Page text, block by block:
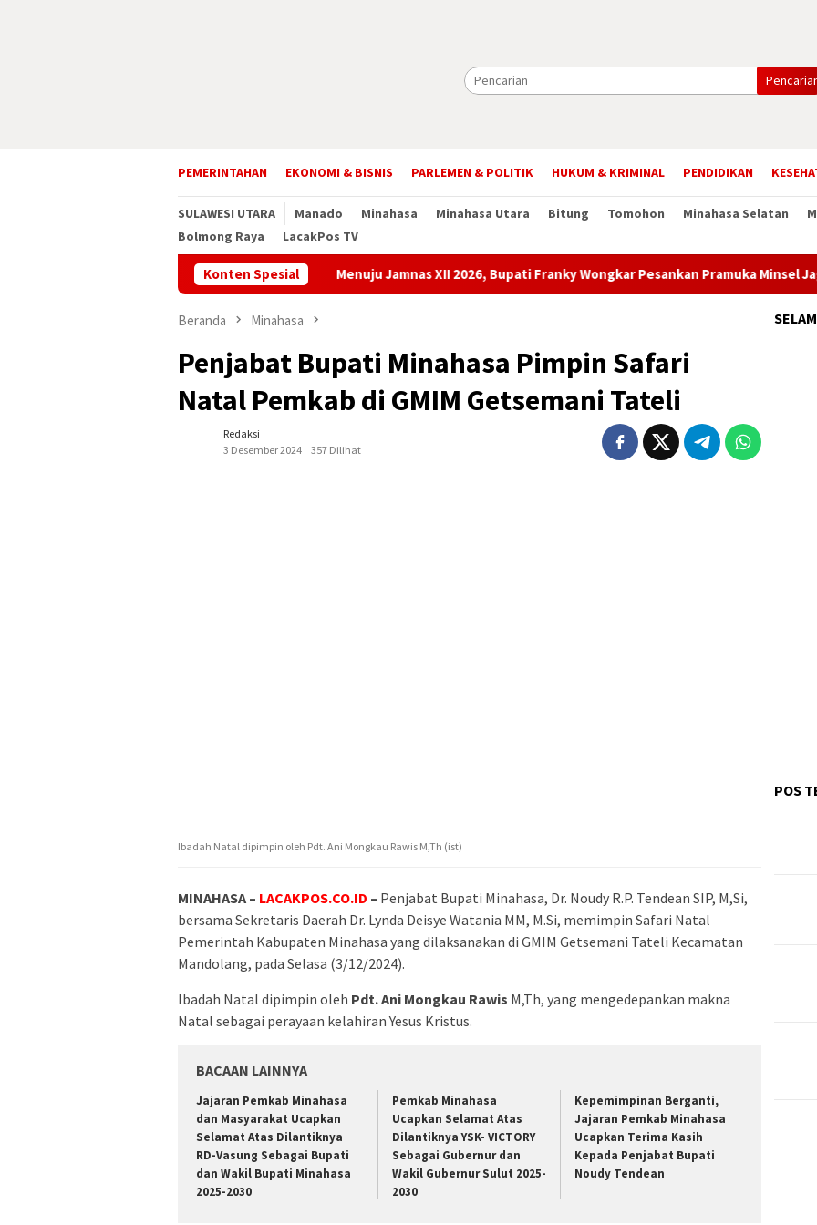
PEMERINTAHAN EKONOMI & BISNIS PARLEMEN & POLITIK HUKUM & KRIMINAL PENDIDIKAN
SULAWESI UTARA Manado Minahasa Minahasa Utara Bitung Tomohon Minahasa Selatan
Bolmong Raya
LacakPos TV
Konten Spesial
Menuju Jamnas XII 2026, Bupati Franky Wongkar Pesankan Pramuka Minsel Jaga Nama
Beranda Minahasa
Penjabat Bupati Minahasa Pimpin Safari
Natal Pemkab di GMIM Getsemani Tateli
Redaksi
3 Desember 2024
357 Dilihat
Ibadah Natal dipimpin oleh Pdt. Ani Mongkau Rawis M,Th (ist)
MINAHASA – LACAKPOS.CO.ID – Penjabat Bupati Minahasa, Dr. Noudy R.P. Tendean SIP, M,Si,
bersama Sekretaris Daerah Dr. Lynda Deisye Watania MM, M.Si, memimpin Safari Natal
Pemerintah Kabupaten Minahasa yang dilaksanakan di GMIM Getsemani Tateli Kecamatan
Mandolang, pada Selasa (3/12/2024).
Ibadah Natal dipimpin oleh Pdt. Ani Mongkau Rawis M,Th, yang mengedepankan makna
Natal sebagai perayaan kelahiran Yesus Kristus.
BACAAN LAINNYA
Jajaran Pemkab Minahasa
dan Masyarakat Ucapkan
Selamat Atas Dilantiknya
RD-Vasung Sebagai Bupati
dan Wakil Bupati Minahasa
2025-2030
Pemkab Minahasa
Ucapkan Selamat Atas
Dilantiknya YSK- VICTORY
Sebagai Gubernur dan
Wakil Gubernur Sulut 2025-
2030
Kepemimpinan Berganti,
Jajaran Pemkab Minahasa
Ucapkan Terima Kasih
Kepada Penjabat Bupati
Noudy Tendean
POS